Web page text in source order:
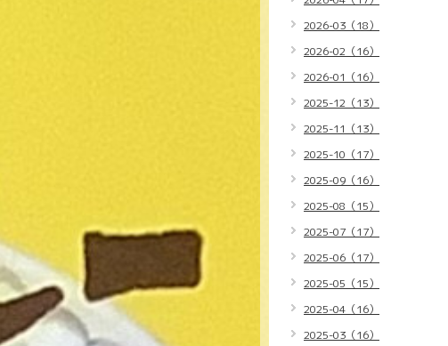
2026-03（18）
2026-02（16）
2026-01（16）
2025-12（13）
2025-11（13）
2025-10（17）
2025-09（16）
2025-08（15）
2025-07（17）
2025-06（17）
2025-05（15）
2025-04（16）
2025-03（16）